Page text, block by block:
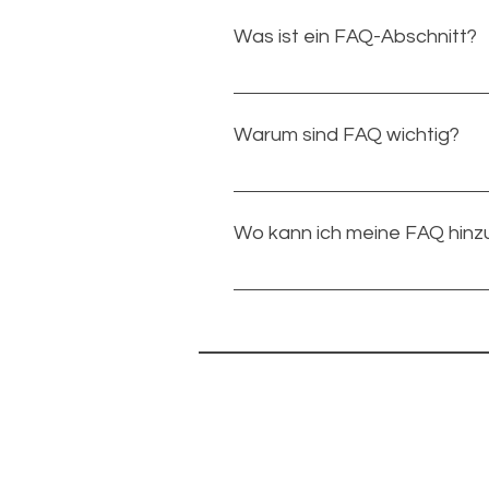
Was ist ein FAQ-Abschnitt?
Mit einem FAQ-Abschnitt
Warum sind FAQ wichtig?
Über FAQ erhalten Website-
Wo kann ich meine FAQ
Du kannst FAQ zu jeder